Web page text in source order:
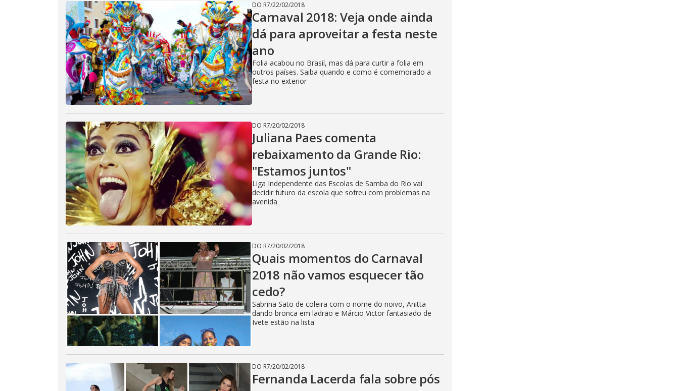
DO R7/22/02/2018
Carnaval 2018: Veja onde ainda
dá para aproveitar a festa neste
ano
Folia acabou no Brasil, mas dá para curtir a folia em
outros países. Saiba quando e como é comemorado a
festa no exterior
DO R7/20/02/2018
Juliana Paes comenta
rebaixamento da Grande Rio:
"Estamos juntos"
Liga Independente das Escolas de Samba do Rio vai
decidir futuro da escola que sofreu com problemas na
avenida
DO R7/20/02/2018
Quais momentos do Carnaval
2018 não vamos esquecer tão
cedo?
Sabrina Sato de coleira com o nome do noivo, Anitta
dando bronca em ladrão e Márcio Victor fantasiado de
Ivete estão na lista
DO R7/20/02/2018
Fernanda Lacerda fala sobre pós